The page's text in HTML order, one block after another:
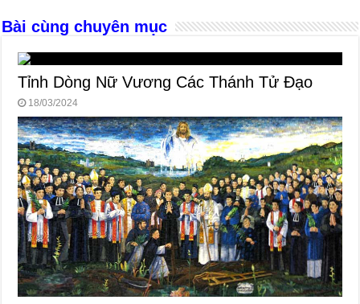
Bài cùng chuyên mục
Tỉnh Dòng Nữ Vương Các Thánh Tử Đạo
18/03/2024